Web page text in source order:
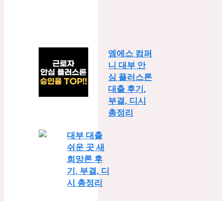
엠에스 컴퍼
니 대부 안
심 플러스론
대출 후기,
부결, 디시
총정리
대부 대출
쉬운 곳 새
희망론 후
기, 부결, 디
시 총정리